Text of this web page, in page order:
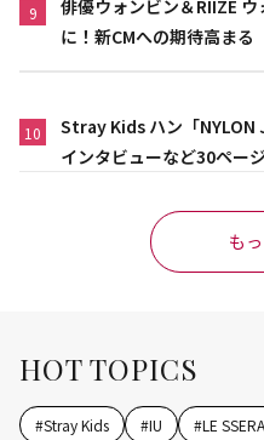
9
俳優ウォンビン＆RIIZE
に！新CMへの期待高まる
10
Stray Kids ハン「NYLON
インタビューなど30ペー
も
HOT TOPICS
#Stray Kids #IU #LE